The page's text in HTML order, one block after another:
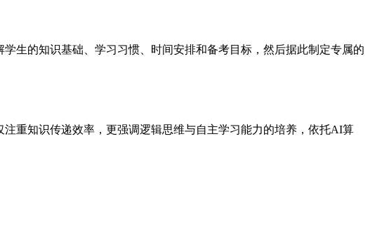
生的知识基础、学习习惯、时间安排和备考目标，然后据此制定专属的
重知识传递效率，更强调逻辑思维与自主学习能力的培养，依托AI算